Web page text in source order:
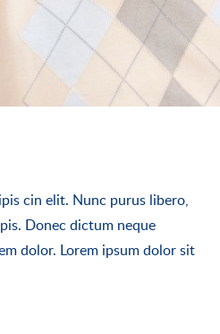
cin elit. Nunc purus libero,
Donec dictum neque
dolor. Lorem ipsum dolor sit